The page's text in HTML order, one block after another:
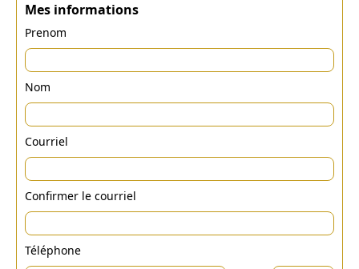
Mes informations
Prenom
Nom
Courriel
Confirmer le courriel
Téléphone